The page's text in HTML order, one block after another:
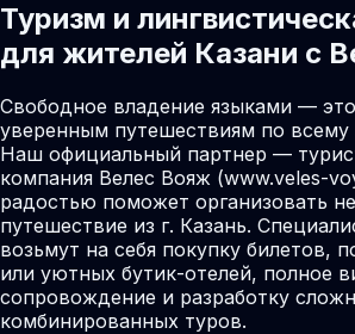
Туризм и
для жителей Казани с
Свободное владение языками —
уверенным путешествиям по
Наш официальный партнер —
компания Велес Вояж (www.veles-
радостью поможет организовать
путешествие из г. Казань.
возьмут на себя покупку билетов,
или уютных бутик-отелей, полное
сопровождение и разработку
комбинированных туров.